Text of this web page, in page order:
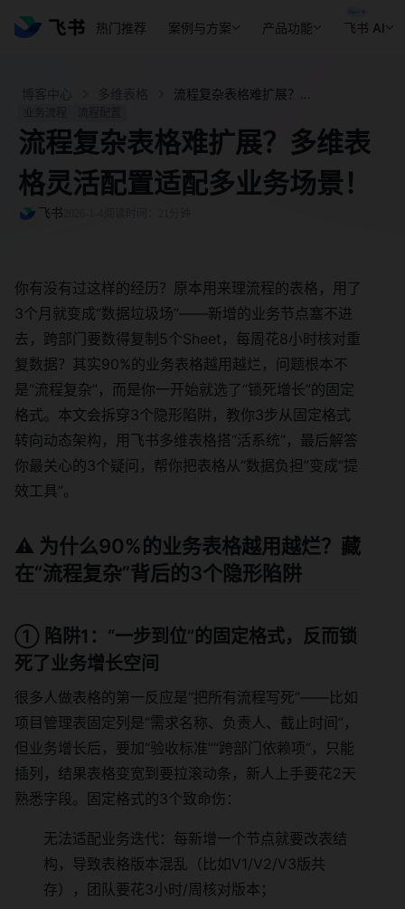
热门推荐 案例与方案 产品功能 飞书 AI
流程复杂表格难扩展？多维表
格灵活配置适配多业务场景！
飞书
你有没有过这样的经历？原本用来理流程的表格，用了
3个月就变成“数据垃圾场”——新增的业务节点塞不进
去，跨部门要数得复制5个Sheet，每周花8小时核对重
复数据？其实90%的业务表格越用越烂，问题根本不
是“流程复杂”，而是你一开始就选了“锁死增长”的固定
格式。本文会拆穿3个隐形陷阱，教你3步从固定格式
转向动态架构，用飞书多维表格搭“活系统”，最后解答
你最关心的3个疑问，帮你把表格从“数据负担”变成“提
效工具”。
⚠️ 为什么90%的业务表格越用越烂？藏
在“流程复杂”背后的3个隐形陷阱
① 陷阱1：“一步到位”的固定格式，反而锁
死了业务增长空间
很多人做表格的第一反应是“把所有流程写死”——比如
项目管理表固定列是“需求名称、负责人、截止时间”，
但业务增长后，要加“验收标准”“跨部门依赖项”，只能
插列，结果表格变宽到要拉滚动条，新人上手要花2天
熟悉字段。固定格式的3个致命伤：
无法适配业务迭代：每新增一个节点就要改表结
构，导致表格版本混乱（比如V1/V2/V3版共
存），团队要花3小时/周核对版本；